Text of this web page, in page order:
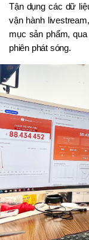
Tận dụng các dữ
vận hành
mục sản phẩm,
phiên phát sóng.